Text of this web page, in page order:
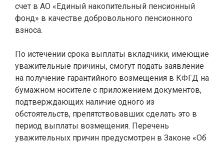
счет в АО «Единый накопительный пенсионный
фонд» в качестве добровольного пенсионного
взноса.
По истечении срока выплаты вкладчики, имеющие
уважительные причины, смогут подать заявление
на получение гарантийного возмещения в КФГД на
бумажном носителе с приложением документов,
подтверждающих наличие одного из
обстоятельств, препятствовавших сделать это в
период выплаты возмещения. Перечень
уважительных причин предусмотрен в Законе «Об